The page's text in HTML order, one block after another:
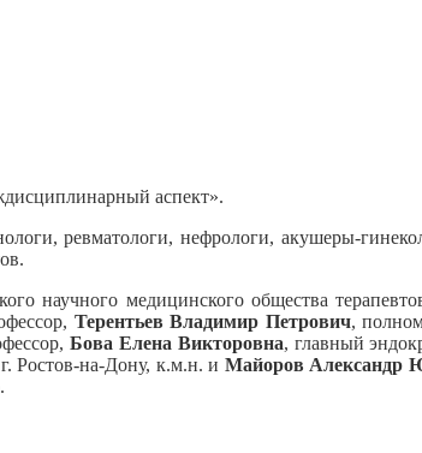
аспект».
ревматологи, нефрологи, акушеры-
научного медицинского общества
Терентьев Владимир Петрович,
Бова Елена Викторовна, главный
Ростов-на-Дону, к.м.н. и Майоров Александр